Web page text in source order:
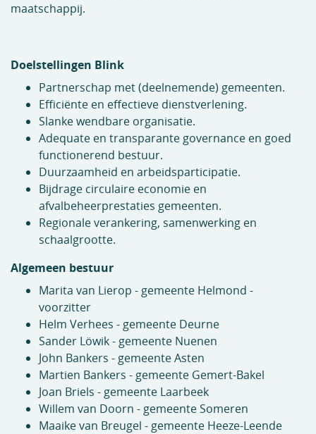
maatschappij.
Doelstellingen Blink
Partnerschap met (deelnemende) gemeenten.
Efficiënte en effectieve dienstverlening.
Slanke wendbare organisatie.
Adequate en transparante governance en goed
functionerend bestuur.
Duurzaamheid en arbeidsparticipatie.
Bijdrage circulaire economie en
afvalbeheerprestaties gemeenten.
Regionale verankering, samenwerking en
schaalgrootte.
Algemeen bestuur
Marita van Lierop - gemeente Helmond -
voorzitter
Helm Verhees - gemeente Deurne
Sander Löwik - gemeente Nuenen
John Bankers - gemeente Asten
Martien Bankers - gemeente Gemert-Bakel
Joan Briels - gemeente Laarbeek
Willem van Doorn - gemeente Someren
Maaike van Breugel - gemeente Heeze-Leende